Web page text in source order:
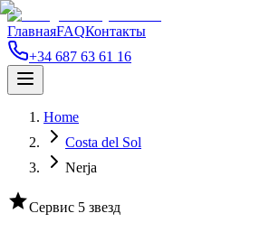
ГлавнаяFAQКонтакты
+34 687 63 61 16
Home
Costa del Sol
Nerja
starСервис 5 звезд